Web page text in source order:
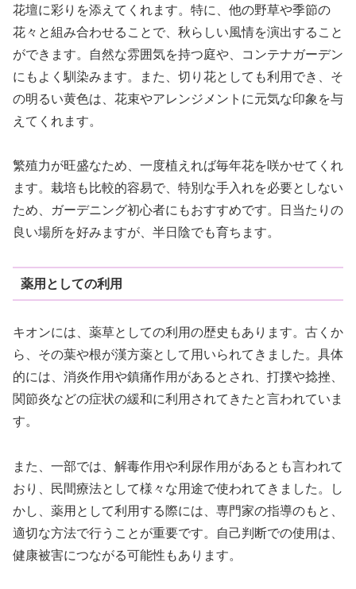
花壇に彩りを添えてくれます。特に、他の野草や季節の
花々と組み合わせることで、秋らしい風情を演出すること
ができます。自然な雰囲気を持つ庭や、コンテナガーデン
にもよく馴染みます。また、切り花としても利用でき、そ
の明るい黄色は、花束やアレンジメントに元気な印象を与
えてくれます。
繁殖力が旺盛なため、一度植えれば毎年花を咲かせてくれ
ます。栽培も比較的容易で、特別な手入れを必要としない
ため、ガーデニング初心者にもおすすめです。日当たりの
良い場所を好みますが、半日陰でも育ちます。
薬用としての利用
キオンには、薬草としての利用の歴史もあります。古くか
ら、その葉や根が漢方薬として用いられてきました。具体
的には、消炎作用や鎮痛作用があるとされ、打撲や捻挫、
関節炎などの症状の緩和に利用されてきたと言われていま
す。
また、一部では、解毒作用や利尿作用があるとも言われて
おり、民間療法として様々な用途で使われてきました。し
かし、薬用として利用する際には、専門家の指導のもと、
適切な方法で行うことが重要です。自己判断での使用は、
健康被害につながる可能性もあります。